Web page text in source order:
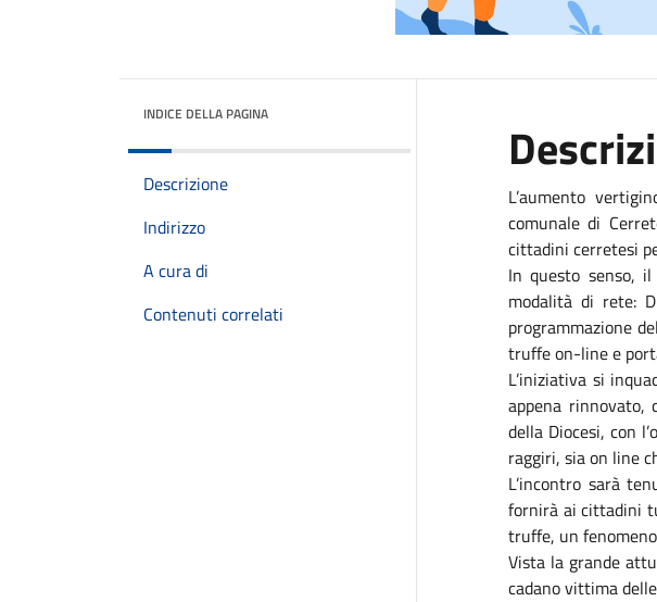
INDICE DELLA PAGINA
Descrizione
Indirizzo
A cura di
Contenuti correlati
L’aumento
comunale di
cittadini cerretesi
In questo senso,
modalità di rete:
programmazione
truffe on-line e
L’iniziativa si
appena rinnovato,
della Diocesi, con
raggiri, sia on line
L’incontro sarà
fornirà ai cittadini
truffe, un
Vista la grande
cadano vittima